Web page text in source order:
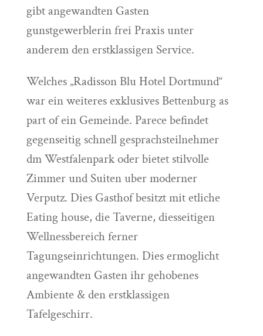
gibt angewandten Gasten
gunstgewerblerin frei Praxis unter
anderem den erstklassigen Service.
Welches „Radisson Blu Hotel Dortmund“
war ein weiteres exklusives Bettenburg as
part of ein Gemeinde. Parece befindet
gegenseitig schnell gesprachsteilnehmer
dm Westfalenpark oder bietet stilvolle
Zimmer und Suiten uber moderner
Verputz. Dies Gasthof besitzt mit etliche
Eating house, die Taverne, diesseitigen
Wellnessbereich ferner
Tagungseinrichtungen. Dies ermoglicht
angewandten Gasten ihr gehobenes
Ambiente & den erstklassigen
Tafelgeschirr.